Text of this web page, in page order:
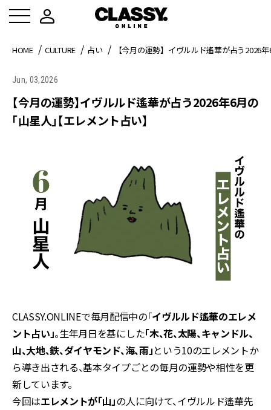
HOME CULTURE 占い 【今月の運勢】イヴルルド遙華が占う2026
Jun, 03,2026
【今月の運勢】イヴルルド遙華が占う2026年6月の
「山星人」【エレメント占い】
CLASSY.ONLINEで毎月配信中の「イヴルルド遙華のエレメ
ント占い」。生年月日を基にした「木、花、太陽、キャンドル、
山、大地、鉄、ダイヤモンド、海、雨」という10のエレメントか
ら導き出される、基本タイプごとの毎月の運勢や相性を更
新しています。
今回はエレメントが「山」の人に向けて、イヴルルド遙華先